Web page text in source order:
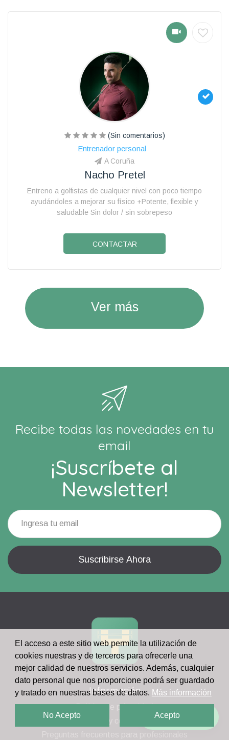
¡Escríbenos!
(Sin comentarios)
Entrenador personal
A Coruña
Nacho Pretel
Entreno a golfistas de cualquier nivel con poco tiempo
ayudándoles a mejorar su físico +Potente, flexible y
saludable Sin dolor / sin sobrepeso
CONTACTAR
Ver más
Recibe todas las novedades en tu
email
¡Suscríbete al
Newsletter!
Información
Política de privacidad
Términos y condiciones
El acceso a este sitio web permite la utilización de
cookies nuestras y de terceros para ofrecerle una
mejor calidad de nuestros servicios. Además, cualquier
dato personal que nos proporcione podrá ser guardado
y tratado en nuestras bases de datos. Más información
No Acepto Acepto